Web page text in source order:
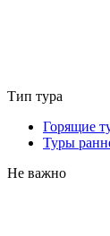
Тип тура
Горящие
Туры
Не важно